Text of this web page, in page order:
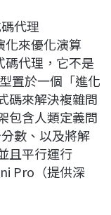
代理
化來優化演算
代理，它不是
置於一個「進化
碼來解決複雜問
包含人類定義問
數、以及將解
且平行運行
Pro（提供深